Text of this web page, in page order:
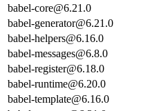
babel-core@6.21.0
babel-generator@6.21.0
babel-helpers@6.16.0
babel-messages@6.8.0
babel-register@6.18.0
babel-runtime@6.20.0
babel-template@6.16.0